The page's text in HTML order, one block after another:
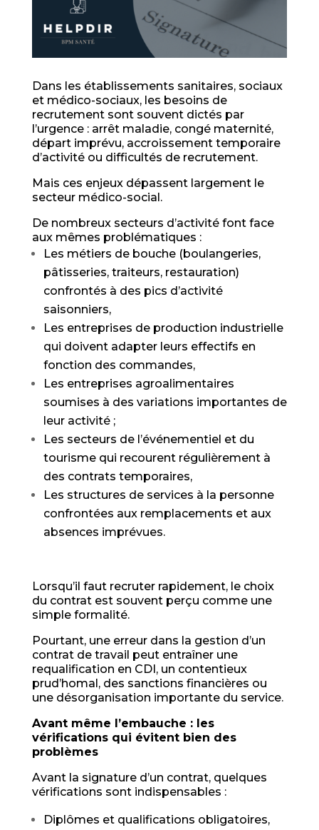
Dans les établissements sanitaires, sociaux
et médico-sociaux, les besoins de
recrutement sont souvent dictés par
l’urgence : arrêt maladie, congé maternité,
départ imprévu, accroissement temporaire
d’activité ou difficultés de recrutement.
Mais ces enjeux dépassent largement le
secteur médico-social.
De nombreux secteurs d’activité font face
aux mêmes problématiques :
Les métiers de bouche (boulangeries,
pâtisseries, traiteurs, restauration)
confrontés à des pics d’activité
saisonniers,
Les entreprises de production industrielle
qui doivent adapter leurs effectifs en
fonction des commandes,
Les entreprises agroalimentaires
soumises à des variations importantes de
leur activité ;
Les secteurs de l’événementiel et du
tourisme qui recourent régulièrement à
des contrats temporaires,
Les structures de services à la personne
confrontées aux remplacements et aux
absences imprévues.
Lorsqu’il faut recruter rapidement, le choix
du contrat est souvent perçu comme une
simple formalité.
Pourtant, une erreur dans la gestion d’un
contrat de travail peut entraîner une
requalification en CDI, un contentieux
prud’homal, des sanctions financières ou
une désorganisation importante du service.
Avant même l’embauche : les
vérifications qui évitent bien des
problèmes
Avant la signature d’un contrat, quelques
vérifications sont indispensables :
Diplômes et qualifications obligatoires,